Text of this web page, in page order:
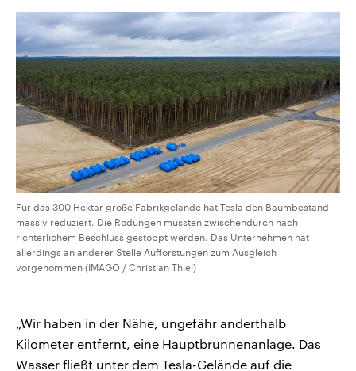
Für das 300 Hektar große Fabrikgelände hat Tesla den Baumbestand
massiv reduziert. Die Rodungen mussten zwischendurch nach
richterlichem Beschluss gestoppt werden. Das Unternehmen hat
allerdings an anderer Stelle Aufforstungen zum Ausgleich
vorgenommen (IMAGO / Christian Thiel)
„Wir haben in der Nähe, ungefähr anderthalb
Kilometer entfernt, eine Hauptbrunnenanlage. Das
Wasser fließt unter dem Tesla-Gelände auf die